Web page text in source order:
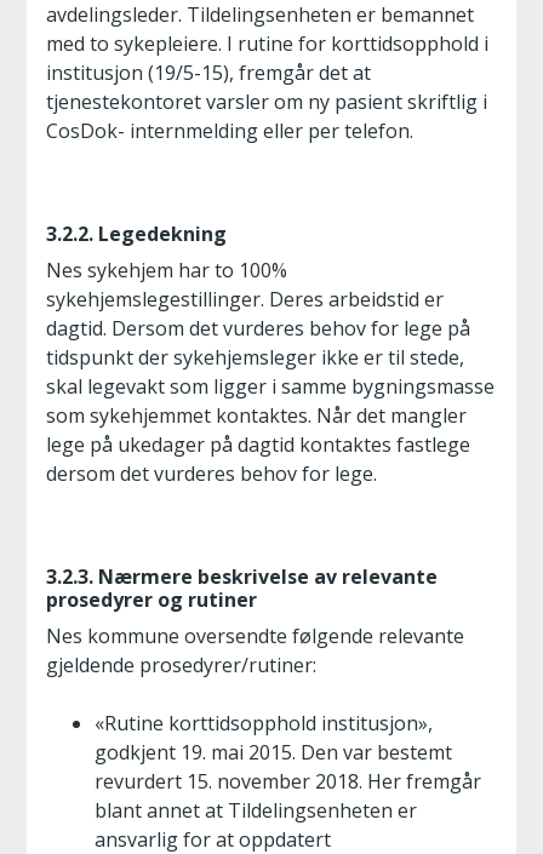
avdelingsleder. Tildelingsenheten er bemannet
med to sykepleiere. I rutine for korttidsopphold i
institusjon (19/5-15), fremgår det at
tjenestekontoret varsler om ny pasient skriftlig i
CosDok- internmelding eller per telefon.
3.2.2. Legedekning
Nes sykehjem har to 100%
sykehjemslegestillinger. Deres arbeidstid er
dagtid. Dersom det vurderes behov for lege på
tidspunkt der sykehjemsleger ikke er til stede,
skal legevakt som ligger i samme bygningsmasse
som sykehjemmet kontaktes. Når det mangler
lege på ukedager på dagtid kontaktes fastlege
dersom det vurderes behov for lege.
3.2.3. Nærmere beskrivelse av relevante
prosedyrer og rutiner
Nes kommune oversendte følgende relevante
gjeldende prosedyrer/rutiner:
«Rutine korttidsopphold institusjon»,
godkjent 19. mai 2015. Den var bestemt
revurdert 15. november 2018. Her fremgår
blant annet at Tildelingsenheten er
ansvarlig for at oppdatert